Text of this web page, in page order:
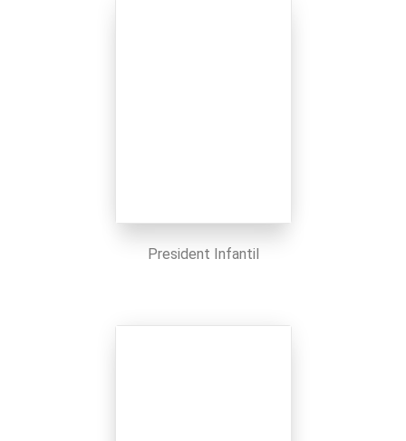
President Infantil